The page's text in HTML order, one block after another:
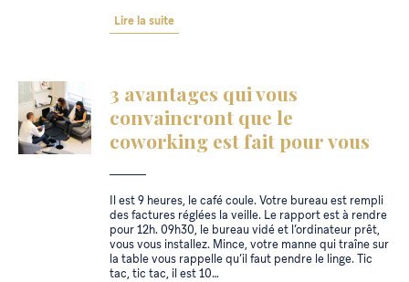
Lire la suite
3 avantages qui vous
convaincront que le
coworking est fait pour vous
Il est 9 heures, le café coule. Votre bureau est rempli
des factures réglées la veille. Le rapport est à rendre
pour 12h. 09h30, le bureau vidé et l’ordinateur prêt,
vous vous installez. Mince, votre manne qui traîne sur
la table vous rappelle qu’il faut pendre le linge. Tic
tac, tic tac, il est 10…